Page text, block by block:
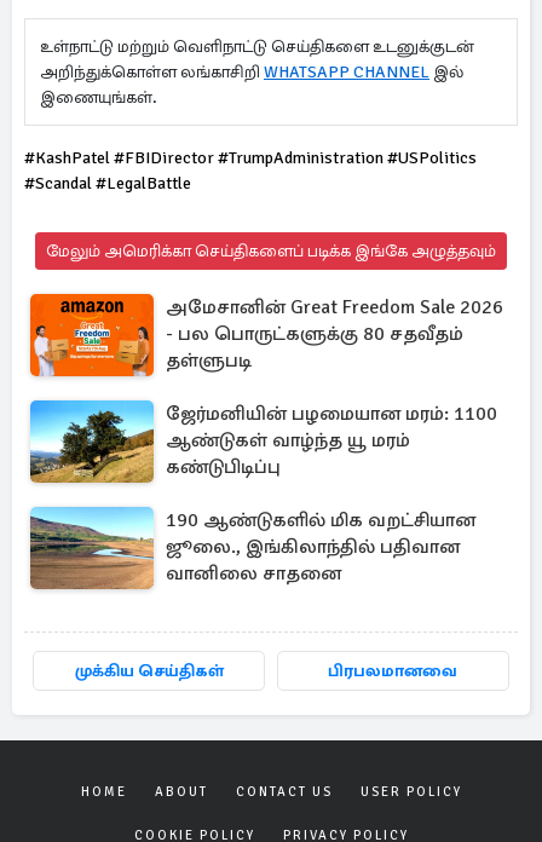
உள்நாட்டு மற்றும் வெளிநாட்டு செய்திகளை உடனுக்குடன்
அறிந்துக்கொள்ள லங்காசிறி WHATSAPP CHANNEL இல்
இணையுங்கள்.
#KashPatel #FBIDirector #TrumpAdministration #USPolitics
#Scandal #LegalBattle
மேலும் அமெரிக்கா செய்திகளைப் படிக்க இங்கே அழுத்தவும்
அமேசானின் Great Freedom Sale 2026
- பல பொருட்களுக்கு 80 சதவீதம்
தள்ளுபடி
ஜேர்மனியின் பழமையான மரம்: 1100
ஆண்டுகள் வாழ்ந்த யூ மரம்
கண்டுபிடிப்பு
190 ஆண்டுகளில் மிக வறட்சியான
ஜூலை., இங்கிலாந்தில் பதிவான
வானிலை சாதனை
முக்கிய செய்திகள் பிரபலமானவை
HOME ABOUT CONTACT US USER POLICY
COOKIE POLICY PRIVACY POLICY